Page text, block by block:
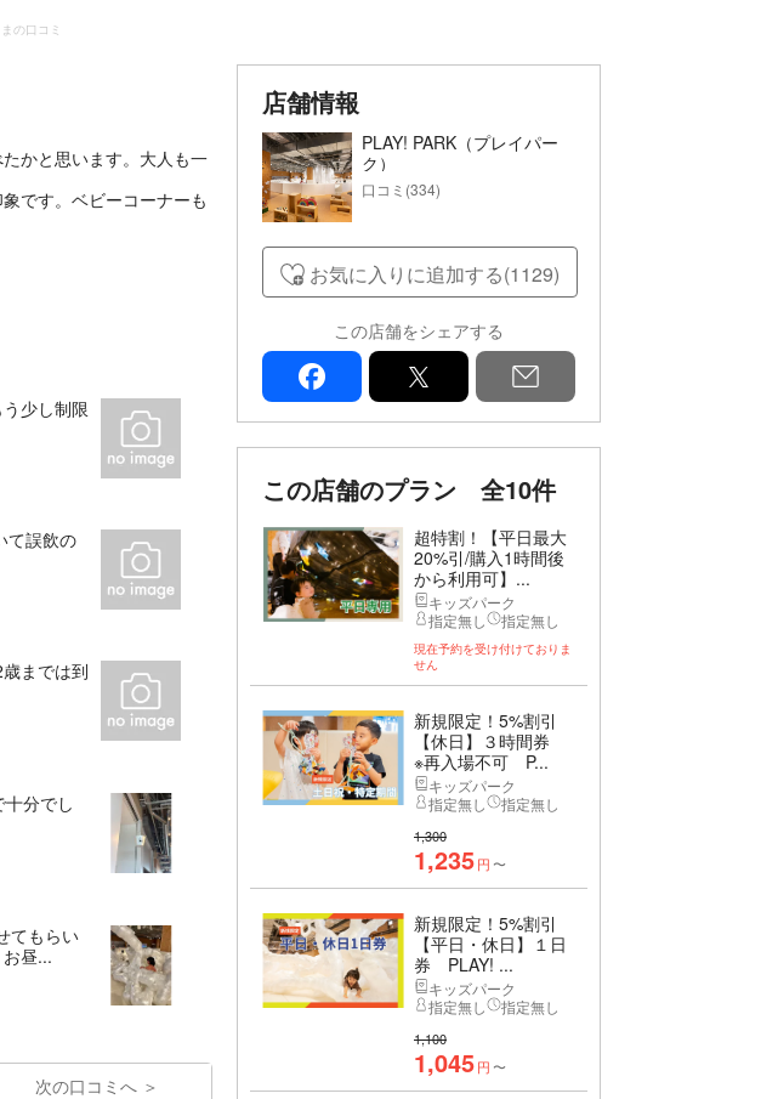
の口コミ
かと思います。大人も一
です。ベビーコーナーも
少し制限
て誤飲の
までは到
分でし
てもらい
昼...
次の口コミへ
店舗情報
PLAY! PARK（プレイパー
ク）
口コミ(334)
お気に入りに追加する(1129)
この店舗をシェアする
facebook
この店舗のプラン 全10件
超特割！【平日最大
20%引/購入1時間後
から利用可】...
キッズパーク
指定無し
指定無し
現在予約を受け付けておりま
せん
新規限定！5%割引
【休日】３時間券
※再入場不可 P...
キッズパーク
指定無し
指定無し
1,300
1,235円 〜
新規限定！5%割引
【平日・休日】１日
券 PLAY! ...
キッズパーク
指定無し
指定無し
1,100
1,045円 〜